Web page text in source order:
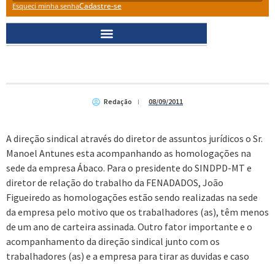
Esqueci minha senhaCadastre-se
Redação 08/09/2011
A direção sindical através do diretor de assuntos jurídicos o Sr.
Manoel Antunes esta acompanhando as homologações na
sede da empresa Ábaco. Para o presidente do SINDPD-MT e
diretor de relação do trabalho da FENADADOS, João
Figueiredo as homologações estão sendo realizadas na sede
da empresa pelo motivo que os trabalhadores (as), têm menos
de um ano de carteira assinada. Outro fator importante e o
acompanhamento da direção sindical junto com os
trabalhadores (as) e a empresa para tirar as duvidas e caso